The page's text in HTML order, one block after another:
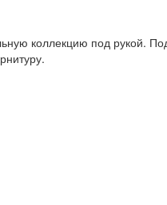
коллекцию под рукой.